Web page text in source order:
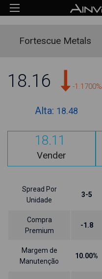
Fortescue Metals
18.16 -1.1700%
Alta: 18.48
18.11
Vender
Spread Por
Unidade
3-5
Compra
Premium
-1.8
Margem de
Manutenção
10.00%